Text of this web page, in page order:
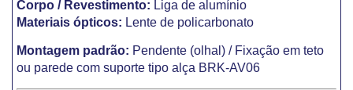
Corpo / Revestimento: Liga de alumínio
Materiais ópticos: Lente de policarbonato
Montagem padrão: Pendente (olhal) / Fixação em teto
ou parede com suporte tipo alça BRK-AV06